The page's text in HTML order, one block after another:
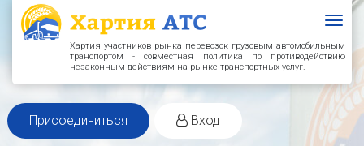
Хартия участников рынка перевозок грузовым автомобильным
транспортом - совместная политика по противодействию
незаконным действиям на рынке транспортных услуг.
Присоединиться Вход